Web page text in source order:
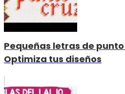
Pequeñas letras de
Optimiza tus diseños